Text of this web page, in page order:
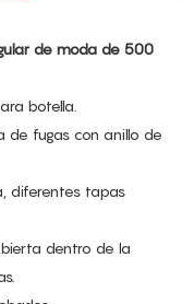
de moda de 500
botella.
de fugas con anillo de
diferentes tapas
dentro de la